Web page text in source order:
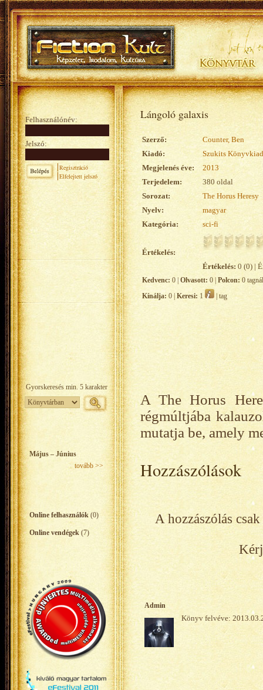
Felhasználónév:
Jelszó:
Regisztráció
Elfelejtett jelszó
Május – Június
tovább >>
Online felhasználók (0)
Online vendégek (7)
Lángoló galaxis
Szerző:
Counter, Ben
Kiadó:
Szukits
Megjelenés éve:
2013
Terjedelem:
380 oldal
Sorozat:
The Horus Heresy
Nyelv:
magyar
Kategória:
sci-fi
Értékelés:
Értékelés: 0 (0) |
Kedvenc: 0 | Olvasott: 0 | Polcon: 0 tagnál
Kínálja: 0 | Keresi: 1 | tag
A The Horus
régmúltjába
mutatja be, amely
Hozzászólások
A hozzászólás
Admin
Könyv felvéve: